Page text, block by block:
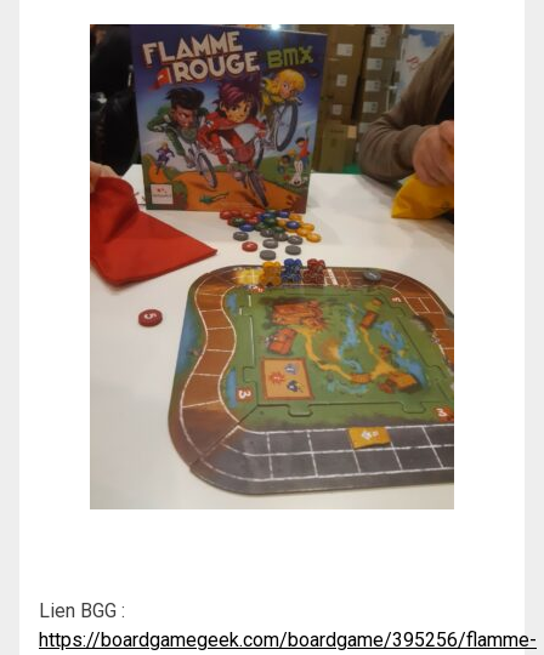
Lien BGG :
https://boardgamegeek.com/boardgame/395256/flamme-